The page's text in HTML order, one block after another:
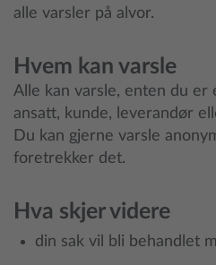
alle varsler på alvor.
Hvem kan varsle
Alle kan varsle, enten du er
ansatt, kunde, leverandør
Du kan gjerne varsle
foretrekker det.
Hva skjer videre
din sak vil bli behandlet